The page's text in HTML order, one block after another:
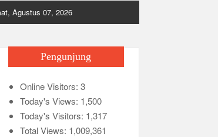
Agustus 07, 2026
Pengunjung
Online Visitors: 3
Today's Views: 1,500
Today's Visitors: 1,317
Total Views: 1,009,361